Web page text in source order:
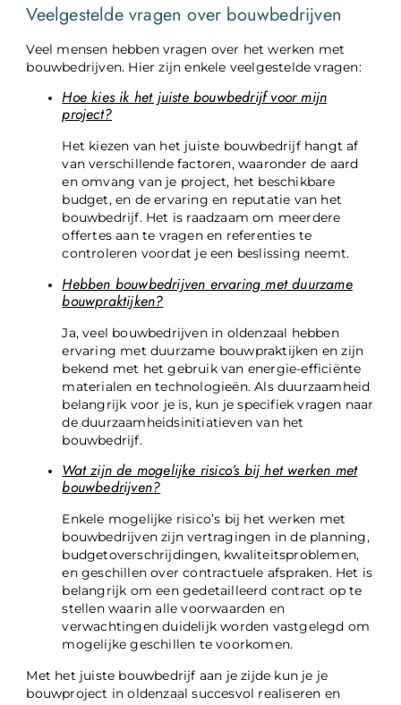
Veelgestelde vragen over bouwbedrijven
Veel mensen hebben vragen over het werken met
bouwbedrijven. Hier zijn enkele veelgestelde vragen:
Hoe kies ik het juiste bouwbedrijf voor mijn
project?
Het kiezen van het juiste bouwbedrijf hangt af
van verschillende factoren, waaronder de aard
en omvang van je project, het beschikbare
budget, en de ervaring en reputatie van het
bouwbedrijf. Het is raadzaam om meerdere
offertes aan te vragen en referenties te
controleren voordat je een beslissing neemt.
Hebben bouwbedrijven ervaring met duurzame
bouwpraktijken?
Ja, veel bouwbedrijven in oldenzaal hebben
ervaring met duurzame bouwpraktijken en zijn
bekend met het gebruik van energie-efficiënte
materialen en technologieën. Als duurzaamheid
belangrijk voor je is, kun je specifiek vragen naar
de duurzaamheidsinitiatieven van het
bouwbedrijf.
Wat zijn de mogelijke risico’s bij het werken met
bouwbedrijven?
Enkele mogelijke risico’s bij het werken met
bouwbedrijven zijn vertragingen in de planning,
budgetoverschrijdingen, kwaliteitsproblemen,
en geschillen over contractuele afspraken. Het is
belangrijk om een gedetailleerd contract op te
stellen waarin alle voorwaarden en
verwachtingen duidelijk worden vastgelegd om
mogelijke geschillen te voorkomen.
Met het juiste bouwbedrijf aan je zijde kun je je
bouwproject in oldenzaal succesvol realiseren en